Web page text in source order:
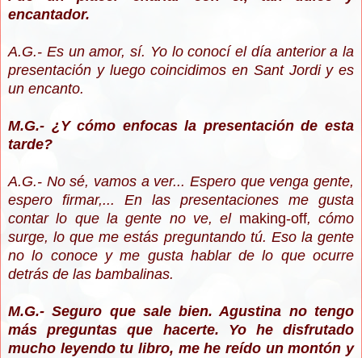
encantador.
A.G.- Es un amor, sí. Yo lo conocí el día anterior a la
presentación y luego coincidimos en Sant Jordi y es
un encanto.
M.G.- ¿Y cómo enfocas la presentación de esta
tarde?
A.G.- No sé, vamos a ver... Espero que venga gente,
espero firmar,... En las presentaciones me gusta
contar lo que la gente no ve, el making-off, cómo
surge, lo que me estás preguntando tú. Eso la gente
no lo conoce y me gusta hablar de lo que ocurre
detrás de las bambalinas.
M.G.- Seguro que sale bien. Agustina no tengo
más preguntas que hacerte. Yo he disfrutado
mucho leyendo tu libro, me he reído un montón y